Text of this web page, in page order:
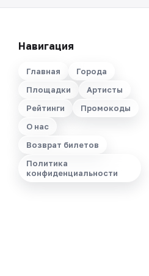
Навигация
Главная
Города
Площадки
Артисты
Рейтинги
Промокоды
О нас
Возврат билетов
Политика
конфиденциальности